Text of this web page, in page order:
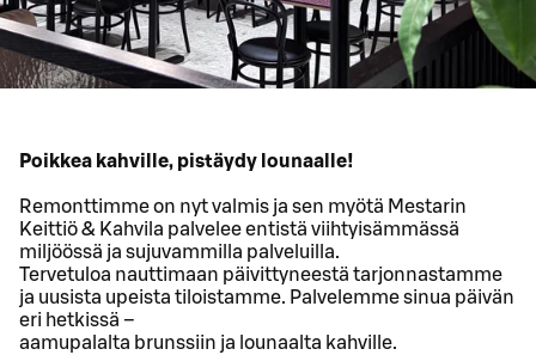
Poikkea kahville, pistäydy lounaalle!
Remonttimme on nyt valmis ja sen myötä Mestarin
Keittiö & Kahvila palvelee entistä viihtyisämmässä
miljöössä ja sujuvammilla palveluilla.
Tervetuloa nauttimaan päivittyneestä tarjonnastamme
ja uusista upeista tiloistamme. Palvelemme sinua päivän
eri hetkissä ⁠–⁠
aamupalalta brunssiin ja lounaalta kahville.